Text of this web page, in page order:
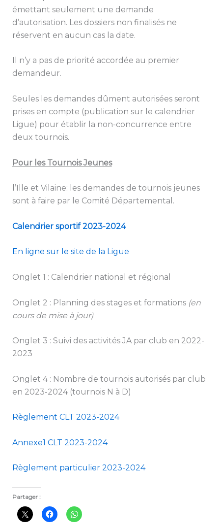
émettant seulement une demande
d’autorisation. Les dossiers non finalisés ne
réservent en aucun cas la date.
Il n’y a pas de priorité accordée au premier
demandeur.
Seules les demandes dûment autorisées seront
prises en compte (publication sur le calendrier
Ligue) pour établir la non-concurrence entre
deux tournois.
Pour les Tournois Jeunes
l’Ille et Vilaine: les demandes de tournois jeunes
sont à faire par le Comité Départemental.
Calendrier sportif 2023-2024
En ligne sur le site de la Ligue
Onglet 1 : Calendrier national et régional
Onglet 2 : Planning des stages et formations (en
cours de mise à jour)
Onglet 3 : Suivi des activités JA par club en 2022-
2023
Onglet 4 : Nombre de tournois autorisés par club
en 2023-2024 (tournois N à D)
Règlement CLT 2023-2024
Annexe1 CLT 2023-2024
Règlement particulier 2023-2024
Partager :